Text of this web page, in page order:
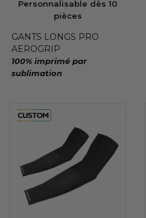
Personnalisable dès 10
pièces
GANTS LONGS PRO
AEROGRIP
100% imprimé par
sublimation